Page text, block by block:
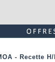
- Recette H/